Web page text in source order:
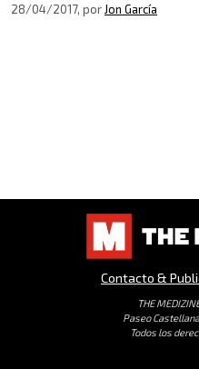
28/04/2017, por Jon García
Contacto &
THE
Paseo
Todos los